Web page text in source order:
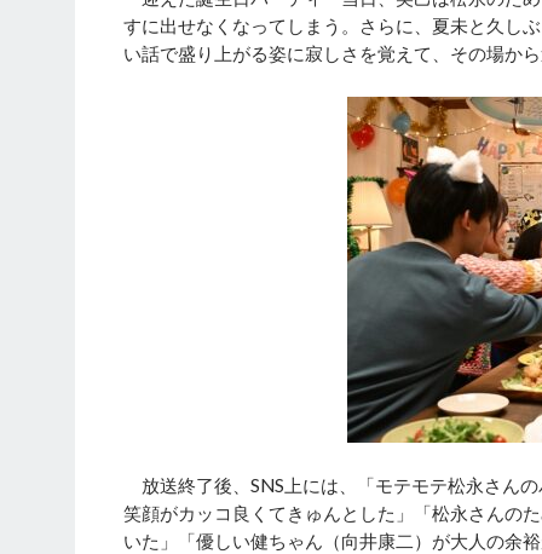
すに出せなくなってしまう。さらに、夏未と久し
い話で盛り上がる姿に寂しさを覚えて、その場か
放送終了後、SNS上には、「モテモテ松永さん
笑顔がカッコ良くてきゅんとした」「松永さんの
いた」「優しい健ちゃん（向井康二）が大人の余